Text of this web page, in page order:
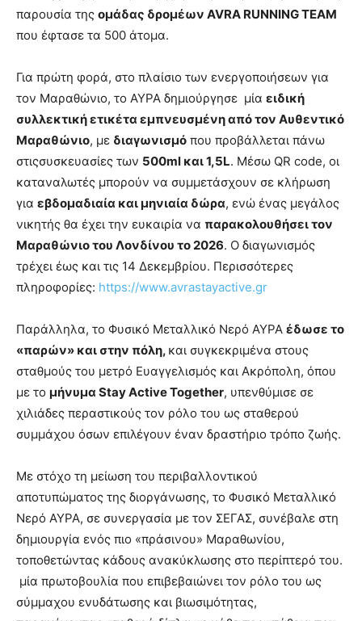
παρουσία της ομάδας δρομέων AVRA RUNNING TEAM
που έφτασε τα 500 άτομα.
Για πρώτη φορά, στο πλαίσιο των ενεργοποιήσεων για
τον Μαραθώνιο, το ΑΥΡΑ δημιούργησε μία ειδική
συλλεκτική ετικέτα εμπνευσμένη από τον Αυθεντικό
Μαραθώνιο, με διαγωνισμό που προβάλλεται πάνω
στιςσυσκευασίες των 500ml και 1,5L. Μέσω QR code, οι
καταναλωτές μπορούν να συμμετάσχουν σε κλήρωση
για εβδομαδιαία και μηνιαία δώρα, ενώ ένας μεγάλος
νικητής θα έχει την ευκαιρία να παρακολουθήσει τον
Μαραθώνιο του Λονδίνου το 2026. Ο διαγωνισμός
τρέχει έως και τις 14 Δεκεμβρίου. Περισσότερες
πληροφορίες: https://www.avrastayactive.gr
Παράλληλα, το Φυσικό Μεταλλικό Νερό ΑΥΡΑ έδωσε το
«παρών» και στην πόλη, και συγκεκριμένα στους
σταθμούς του μετρό Ευαγγελισμός και Ακρόπολη, όπου
με το μήνυμα Stay Active Together, υπενθύμισε σε
χιλιάδες περαστικούς τον ρόλο του ως σταθερού
συμμάχου όσων επιλέγουν έναν δραστήριο τρόπο ζωής.
Με στόχο τη μείωση του περιβαλλοντικού
αποτυπώματος της διοργάνωσης, το Φυσικό Μεταλλικό
Νερό ΑΥΡΑ, σε συνεργασία με τον ΣΕΓΑΣ, συνέβαλε στη
δημιουργία ενός πιο «πράσινου» Μαραθωνίου,
τοποθετώντας κάδους ανακύκλωσης στο περίπτερό του.
μία πρωτοβουλία που επιβεβαιώνει τον ρόλο του ως
σύμμαχου ενυδάτωσης και βιωσιμότητας,